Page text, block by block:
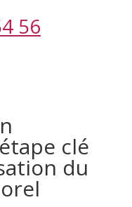
56
clé
du